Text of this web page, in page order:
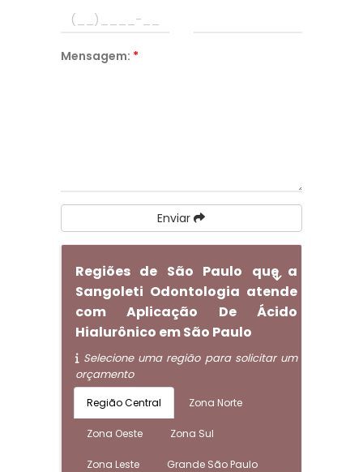
Mensagem: *
Enviar
Regiões de São Paulo que a
Sangoleti Odontologia atende
com Aplicação De Ácido
Hialurônico em São Paulo
Selecione uma região para solicitar um
orçamento
Região Central Zona Norte
Zona Oeste Zona Sul
Zona Leste Grande São Paulo